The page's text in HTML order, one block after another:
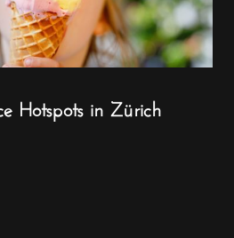
Hotspots in Zürich